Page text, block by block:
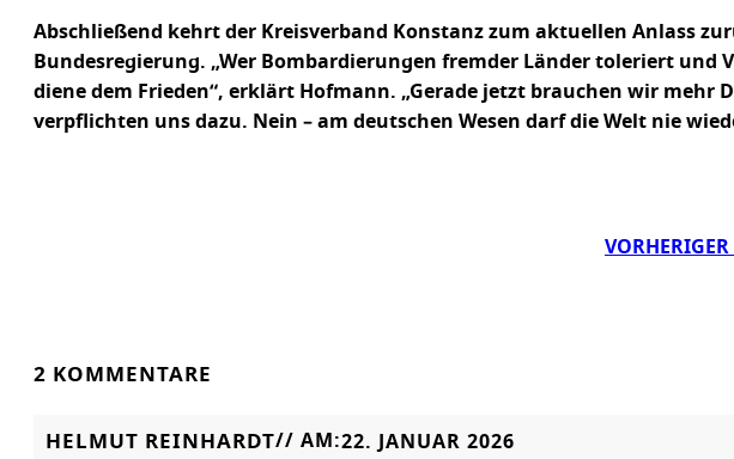
Abschließend kehrt der Kreisverband Konstanz zum aktuellen Anlass
Bundesregierung. „Wer Bombardierungen fremder Länder toleriert
diene dem Frieden“, erklärt Hofmann. „Gerade jetzt brauchen wir
verpflichten uns dazu. Nein – am deutschen Wesen darf die Welt nie
VORHERIGER
2 KOMMENTARE
HELMUT REINHARDT// AM:22. JANUAR 2026